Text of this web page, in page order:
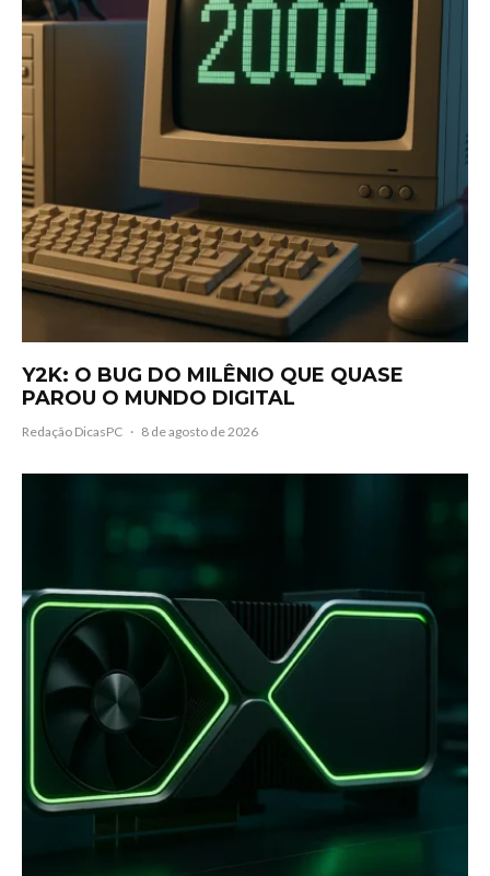
Y2K: O BUG DO MILÊNIO QUE QUASE
PAROU O MUNDO DIGITAL
Redação DicasPC · 8 de agosto de 2026